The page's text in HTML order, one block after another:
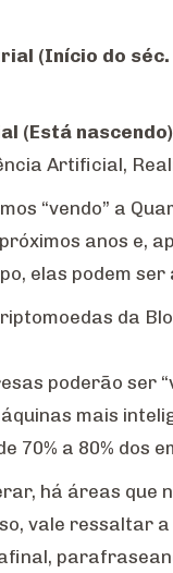
(Início do séc.
(Está
Artificial,
“vendo” a
anos e,
elas podem
da
poderão ser
mais
70% a 80% dos
há áreas que
vale ressaltar